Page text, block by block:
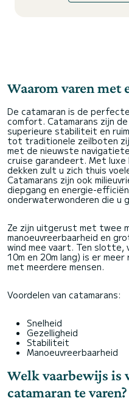
Waarom varen met
De catamaran is de
comfort. Catamarans zijn
superieure stabiliteit en
tot traditionele zeilboten
met de nieuwste
cruise garandeert. Met luxe
dekken zult u zich thuis
Catamarans zijn ook
diepgang en energie-
onderwaterwonderen die u
Ze zijn uitgerust met twee
manoeuvreerbaarheid en
wind mee vaart. Ten
10m en 20m lang) is er
met meerdere mensen.
Voordelen van catamarans:
Snelheid
Gezelligheid
Stabiliteit
Manoeuvreerbaarheid
Welk vaarbewijs is
catamaran te varen?